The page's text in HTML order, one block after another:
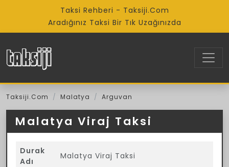
Taksi Rehberi - Taksiji.Com
Aradığınız Taksi Bir Tık Uzağınızda
Taksiji.Com Malatya Arguvan
Malatya Viraj Taksi
Durak
Adı
Malatya Viraj Taksi